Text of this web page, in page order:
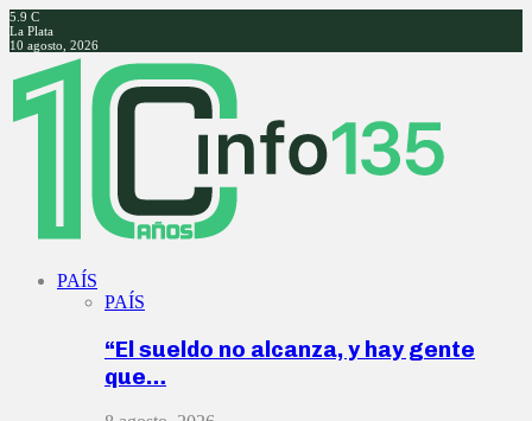
5.9 C
La Plata
10 agosto, 2026
Facebook
Twitter
Instagram
Youtube
PAÍS
PAÍS
“El sueldo no alcanza, y hay gente
que…